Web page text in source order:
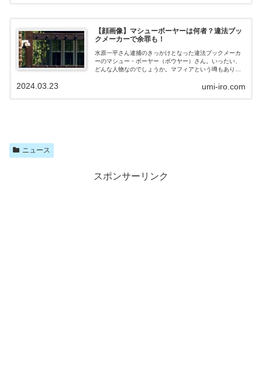
査局が、大谷翔平さんを捜査 連邦捜査局が、水原一平さ
んを捜査 大谷翔平さんの代理人ネズ・バレロ氏が、水原
【顔画像】マシューボーヤーは何者？違法ブッ
クメーカーで余罪も！
水原一平さん逮捕のきっかけとなった違法ブックメーカ
ーのマシュー・ボーヤー（ボウヤー）さん。いったい、
どんな人物なのでしょうか。マフィアという噂もあり、
ィール大谷翔平さんの通訳だった水原一平さんに近づ
umi-iro.com
2024.03.23
ニュース
スポンサーリンク